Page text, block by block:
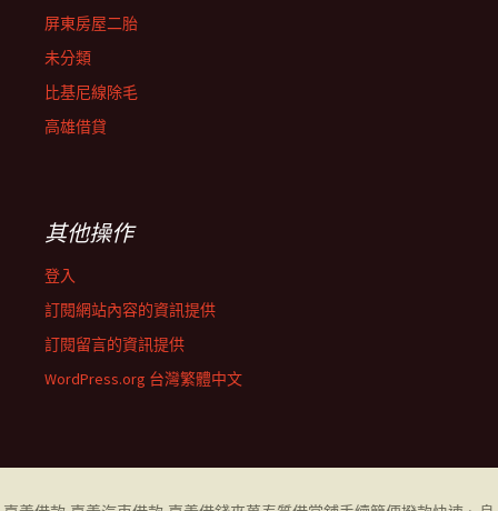
屏東房屋二胎
未分類
比基尼線除毛
高雄借貸
其他操作
登入
訂閱網站內容的資訊提供
訂閱留言的資訊提供
WordPress.org 台灣繁體中文